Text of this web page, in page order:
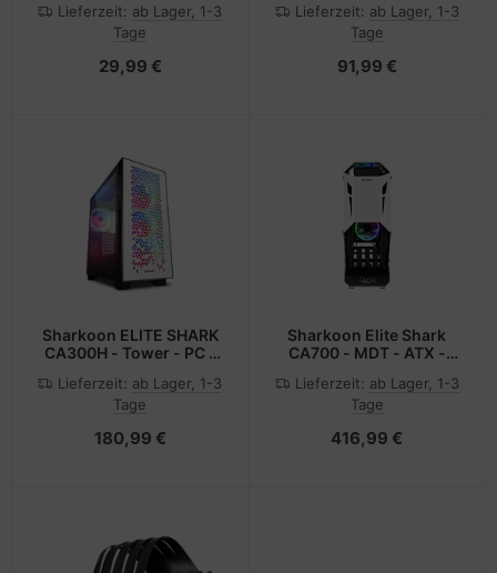
Lieferzeit: ab Lager, 1-3
Tage
29,99 €
mit Fenster (gehärtetes
Glas)
Lieferzeit: ab Lager, 1-3
Tage
91,99 €
Sharkoon ELITE SHARK
CA300H - Tower - PC -
micro ATX - Mini-ITX -
Metall - Gehärtetes Glas
Lieferzeit: ab Lager, 1-3
Tage
180,99 €
Sharkoon Elite Shark
CA700 - MDT - ATX -
(gehärtetes Glas)
Lieferzeit: ab Lager, 1-3
Tage
416,99 €